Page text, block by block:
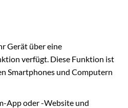
Gerät über eine
verfügt. Diese Funktion ist
Smartphones und Computern
App oder -Website und